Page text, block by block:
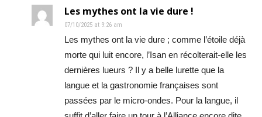
Les mythes ont la vie dure !
07/10/2025 at 9:26 am
Les mythes ont la vie dure ; comme l’étoile déjà
morte qui luit encore, l’Isan en récolterait-elle les
dernières lueurs ? Il y a belle lurette que la
langue et la gastronomie françaises sont
passées par le micro-ondes. Pour la langue, il